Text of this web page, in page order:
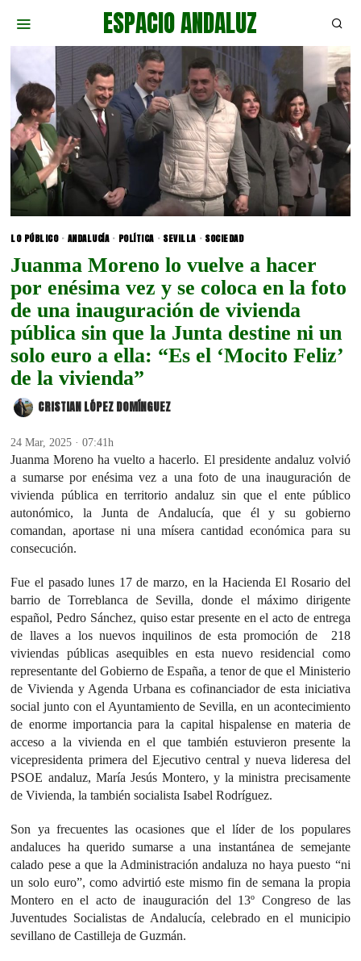
ESPACIO ANDALUZ
LO PÚBLICO · ANDALUCÍA · POLÍTICA · SEVILLA · SOCIEDAD
Juanma Moreno lo vuelve a hacer
por enésima vez y se coloca en la foto
de una inauguración de vivienda
pública sin que la Junta destine ni un
solo euro a ella: “Es el ‘Mocito Feliz’
de la vivienda”
CRISTIAN LÓPEZ DOMÍNGUEZ
24 Mar, 2025 · 07:41h
Juanma Moreno ha vuelto a hacerlo. El presidente andaluz volvió
a sumarse por enésima vez a una foto de una inauguración de
vivienda pública en territorio andaluz sin que el ente público
autonómico, la Junta de Andalucía, que él y su gobierno
comandan, aportase ni una mísera cantidad económica para su
consecución.
Fue el pasado lunes 17 de marzo, en la Hacienda El Rosario del
barrio de Torreblanca de Sevilla, donde el máximo dirigente
español, Pedro Sánchez, quiso estar presente en el acto de entrega
de llaves a los nuevos inquilinos de esta promoción de 218
viviendas públicas asequibles en esta nuevo residencial como
representante del Gobierno de España, a tenor de que el Ministerio
de Vivienda y Agenda Urbana es cofinanciador de esta iniciativa
social junto con el Ayuntamiento de Sevilla, en un acontecimiento
de enorme importancia para la capital hispalense en materia de
acceso a la vivienda en el que también estuvieron presente la
vicepresidenta primera del Ejecutivo central y nueva lideresa del
PSOE andaluz, María Jesús Montero, y la ministra precisamente
de Vivienda, la también socialista Isabel Rodríguez.
Son ya frecuentes las ocasiones que el líder de los populares
andaluces ha querido sumarse a una instantánea de semejante
calado pese a que la Administración andaluza no haya puesto “ni
un solo euro”, como advirtió este mismo fin de semana la propia
Montero en el acto de inauguración del 13º Congreso de las
Juventudes Socialistas de Andalucía, celebrado en el municipio
sevillano de Castilleja de Guzmán.